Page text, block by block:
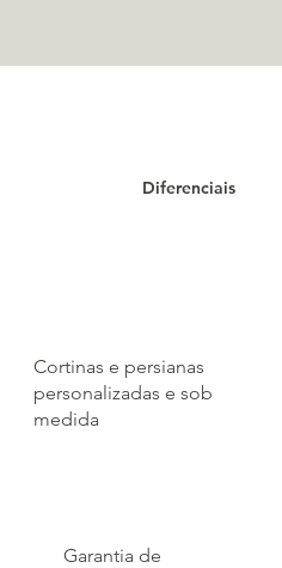
Diferenciais
Cortinas e persianas
personalizadas e sob
medida
Garantia de